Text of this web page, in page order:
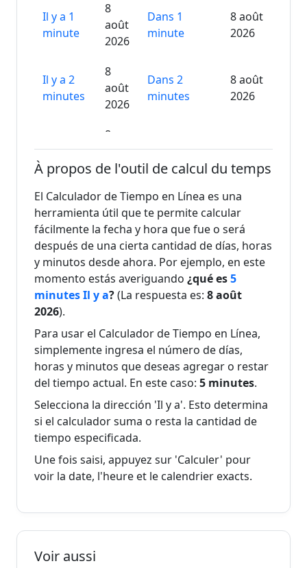
Il y a 1
minute
8
août
2026
Dans 1
minute
8 août
2026
Il y a 2
minutes
8
août
2026
Dans 2
minutes
8 août
2026
8
août
2026
Il y a 4
minutes
8
août
2026
minutes
2026
Il y a 5
minutes
8
août
2026
Dans 5
minutes
8 août
2026
Il y a 6
minutes
août
2026
Dans 6
minutes
8 août
2026
minutes
8
août
2026
minutes
2026
Il y a 8
minutes
août
2026
Dans 8
minutes
8 août
2026
8
août
À propos de l'outil de calcul du temps
El Calculador de Tiempo en Línea es una
herramienta útil que te permite calcular
fácilmente la fecha y hora que fue o será
después de una cierta cantidad de días, horas
y minutos desde ahora. Por ejemplo, en este
momento estás averiguando ¿qué es5
minutes Il y a?(La respuesta es: 8 août
2026).
Para usar el Calculador de Tiempo en Línea,
simplemente ingresa el número de días,
horas y minutos que deseas agregar o restar
del tiempo actual. En este caso: 5 minutes.
Selecciona la dirección 'Il y a'. Esto determina
si el calculador suma o resta la cantidad de
tiempo especificada.
Une fois saisi, appuyez sur 'Calculer' pour
voir la date, l'heure et le calendrier exacts.
Voir aussi